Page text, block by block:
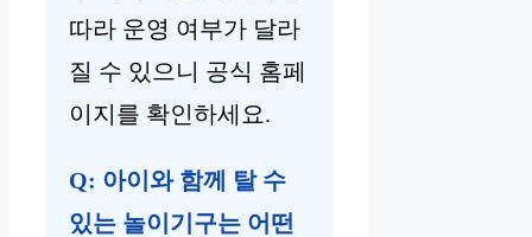
따라 운영 여부가 달라
질 수 있으니 공식 홈페
이지를 확인하세요.
Q: 아이와 함께 탈 수
있는 놀이기구는 어떤